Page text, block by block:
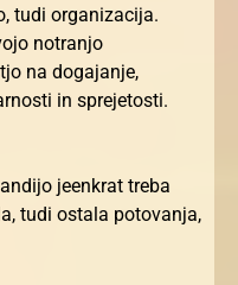
tudi organizacija.
notranjo
na dogajanje,
in sprejetosti.
jeenkrat treba
tudi ostala potovanja,